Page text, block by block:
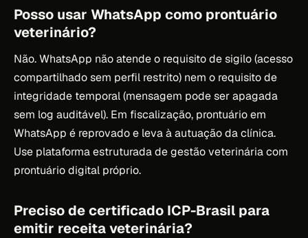
Posso usar WhatsApp como prontuário
veterinário?
Não. WhatsApp não atende o requisito de sigilo (acesso
compartilhado sem perfil restrito) nem o requisito de
integridade temporal (mensagem pode ser apagada
sem log auditável). Em fiscalização, prontuário em
WhatsApp é reprovado e leva à autuação da clínica.
Use plataforma estruturada de gestão veterinária com
prontuário digital próprio.
Preciso de certificado ICP-Brasil para
emitir receita veterinária?